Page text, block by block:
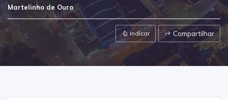
Martelinho de Ouro
Indicar Compartilhar